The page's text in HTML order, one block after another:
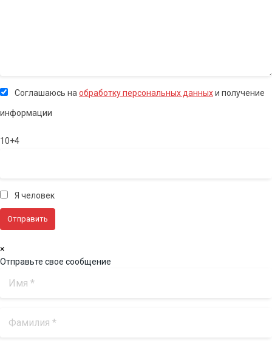
Соглашаюсь наобработку персональных данныхи получение
информации
10+4
Я человек
×
Отправьте свое сообщение